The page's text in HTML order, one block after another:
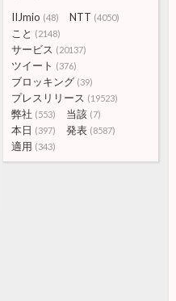
IIJmio (48) NTT (4050)
こと (2148)
サービス (20137)
ツイート (376)
ブロッキング (39)
プレスリリース (19523)
弊社 (553) 当該 (7)
本日 (397) 発表 (8587)
適用 (343)